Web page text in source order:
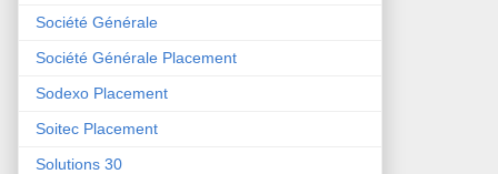
Société Générale
Société Générale Placement
Sodexo Placement
Soitec Placement
Solutions 30